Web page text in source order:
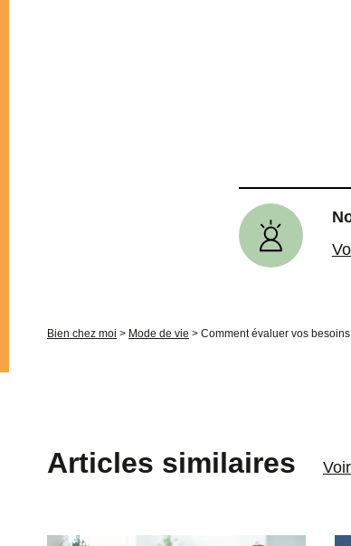
Bien chez moi > Mode de vie > Comment évaluer vos
Articles similaires